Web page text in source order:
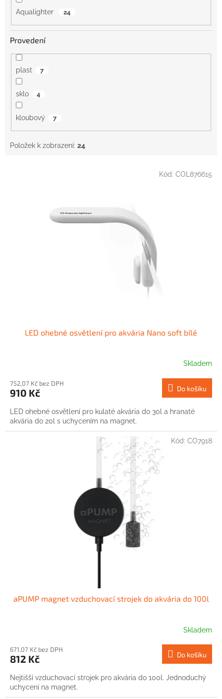
Aqualighter 24
Provedení
plast 7
sklo 4
kloubový 7
Položek k zobrazení: 24
LED ohebné osvětlení pro akvária Nano soft bílé
Skladem
752,07 Kč bez DPH
910 Kč Do košíku
LED ohebné osvětlení pro kulaté akvária do 30l a hranaté
akvária do 20l s uchycením na magnet.
Kód: COL876615
aPUMP magnet vzduchovací strojek do akvária do 100l
Skladem
671,07 Kč bez DPH
812 Kč Do košíku
Nejtišší vzduchovací strojek pro akvária do 100l. Jednoduchý
uchycení na magnet.
Kód: CO7918